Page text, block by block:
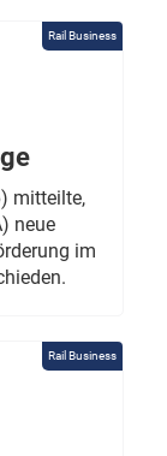
Rail Business
mitteilte,
neue
im
Rail Business